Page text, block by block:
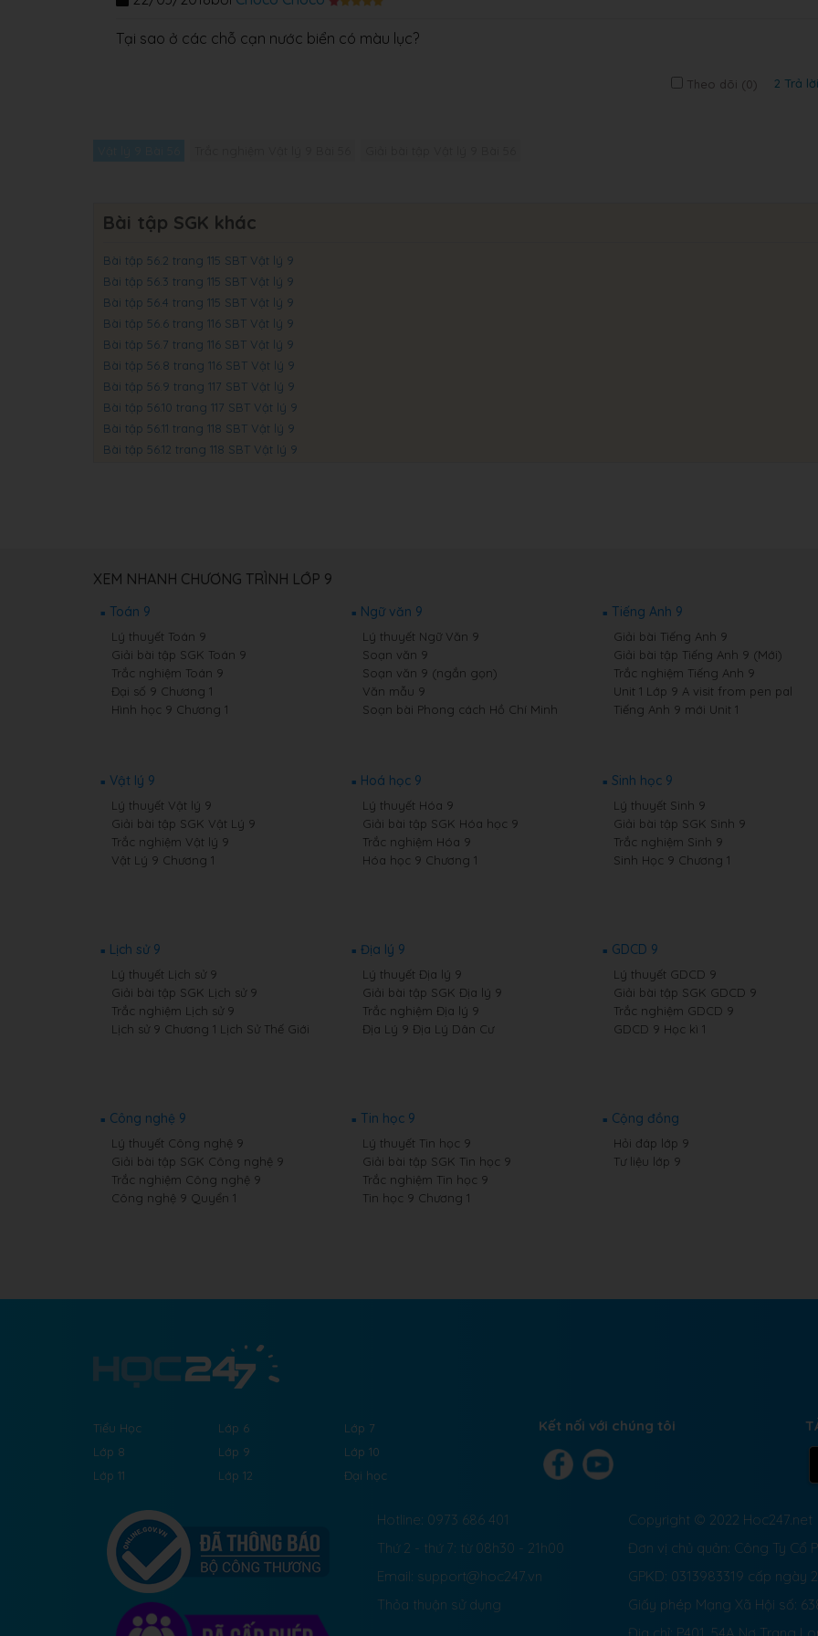
Tại sao ở các chỗ cạn nước biển có màu lục?
Theo dõi (0) 2 Trả lời
Bài tập SGK khác
Bài tập 56.2 trang 115 SBT Vật lý 9
Bài tập 56.3 trang 115 SBT Vật lý 9
Bài tập 56.4 trang 115 SBT Vật lý 9
Bài tập 56.6 trang 116 SBT Vật lý 9
Bài tập 56.7 trang 116 SBT Vật lý 9
Bài tập 56.8 trang 116 SBT Vật lý 9
Bài tập 56.9 trang 117 SBT Vật lý 9
Bài tập 56.10 trang 117 SBT Vật lý 9
Bài tập 56.11 trang 118 SBT Vật lý 9
Bài tập 56.12 trang 118 SBT Vật lý 9
XEM NHANH CHƯƠNG TRÌNH LỚP 9
Toán 9
Lý thuyết Toán 9
Giải bài tập SGK Toán 9
Trắc nghiệm Toán 9
Đại số 9 Chương 1
Hình học 9 Chương 1
Ngữ văn 9
Lý thuyết Ngữ Văn 9
Soạn văn 9
Soạn văn 9 (ngắn gọn)
Văn mẫu 9
Soạn bài Phong cách Hồ Chí Minh
Tiếng Anh 9
Giải bài Tiếng Anh 9
Giải bài tập Tiếng Anh 9 (Mới)
Trắc nghiệm Tiếng Anh 9
Unit 1 Lớp 9 A visit from pen pal
Tiếng Anh 9 mới Unit 1
Vật lý 9
Lý thuyết Vật lý 9
Giải bài tập SGK Vật Lý 9
Trắc nghiệm Vật lý 9
Vật Lý 9 Chương 1
Hoá học 9
Lý thuyết Hóa 9
Giải bài tập SGK Hóa học 9
Trắc nghiệm Hóa 9
Hóa học 9 Chương 1
Sinh học 9
Lý thuyết Sinh 9
Giải bài tập SGK Sinh 9
Trắc nghiệm Sinh 9
Sinh Học 9 Chương 1
Lịch sử 9
Lý thuyết Lịch sử 9
Giải bài tập SGK Lịch sử 9
Trắc nghiệm Lịch sử 9
Lịch sử 9 Chương 1 Lịch Sử Thế Giới
Địa lý 9
Lý thuyết Địa lý 9
Giải bài tập SGK Địa lý 9
Trắc nghiệm Địa lý 9
Địa Lý 9 Địa Lý Dân Cư
GDCD 9
Lý thuyết GDCD 9
Giải bài tập SGK GDCD 9
Trắc nghiệm GDCD 9
GDCD 9 Học kì 1
Công nghệ 9
Lý thuyết Công nghệ 9
Giải bài tập SGK Công nghệ 9
Trắc nghiệm Công nghệ 9
Công nghệ 9 Quyển 1
Tin học 9
Lý thuyết Tin học 9
Giải bài tập SGK Tin học 9
Trắc nghiệm Tin học 9
Tin học 9 Chương 1
Cộng đồng
Hỏi đáp lớp 9
Tư liệu lớp 9
Tiểu Học Lớp 6
Lớp 7
Lớp 8
Lớp 9
Lớp 10
Lớp 11
Lớp 12 Đại học
Kết nối với chúng tôi
Hotline: 0973 686 401
Thứ 2 - thứ 7: từ 08h30 - 21h00
Email: support@hoc247.vn
Thỏa thuận sử dụng
Copyright © 2022 Hoc247.net
Đơn vị chủ quản: Công Ty Cổ
GPKD: 0313983319 cấp ngày
Giấy phép Mạng Xã Hội số: